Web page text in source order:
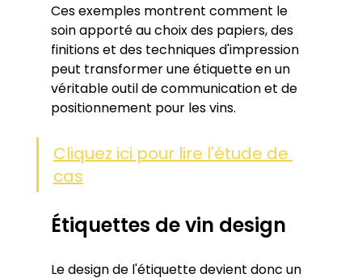
Ces exemples montrent comment le
soin apporté au choix des papiers, des
finitions et des techniques d'impression
peut transformer une étiquette en un
véritable outil de communication et de
positionnement pour les vins.
Cliquez ici pour lire l'étude de
cas
Étiquettes de vin design
Le design de l'étiquette devient donc un